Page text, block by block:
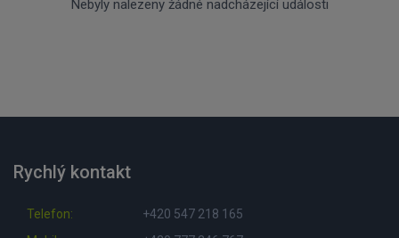
Nebyly nalezeny žádné nadcházející události
Rychlý kontakt
Telefon:
+420 547 218 165